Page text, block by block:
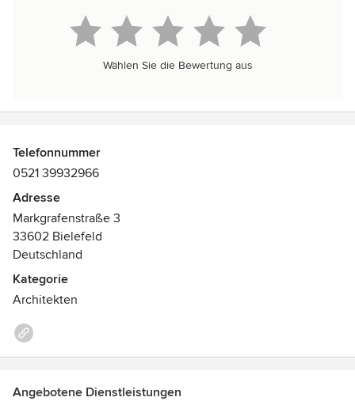
Wählen Sie die Bewertung aus
Telefonnummer
0521 39932966
Adresse
Markgrafenstraße 3
33602 Bielefeld
Deutschland
Kategorie
Architekten
Angebotene Dienstleistungen